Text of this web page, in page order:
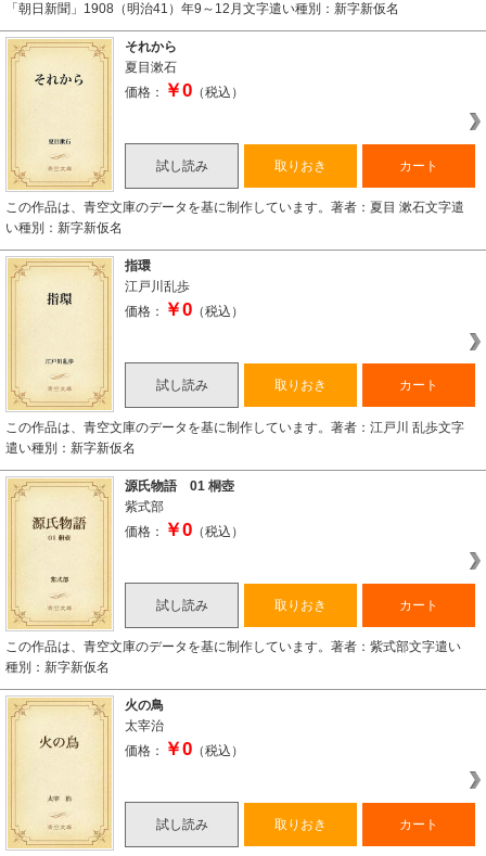
「朝日新聞」1908（明治41）年9～12月文字遣い種別：新字新仮名
それから
夏目漱石
価格：
￥0 （税込）
試し読み 取りおき カート
この作品は、青空文庫のデータを基に制作しています。著者：夏目 漱石文字遣
い種別：新字新仮名
指環
江戸川乱歩
価格：
￥0 （税込）
試し読み 取りおき カート
この作品は、青空文庫のデータを基に制作しています。著者：江戸川 乱歩文字
遣い種別：新字新仮名
源氏物語 01 桐壺
紫式部
価格：
￥0 （税込）
試し読み 取りおき カート
この作品は、青空文庫のデータを基に制作しています。著者：紫式部文字遣い
種別：新字新仮名
火の鳥
太宰治
価格：
￥0 （税込）
試し読み 取りおき カート